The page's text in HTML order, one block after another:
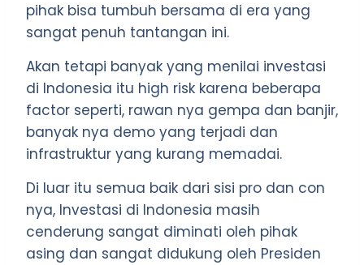
pihak bisa tumbuh bersama di era yang
sangat penuh tantangan ini.
Akan tetapi banyak yang menilai investasi
di Indonesia itu high risk karena beberapa
factor seperti, rawan nya gempa dan banjir,
banyak nya demo yang terjadi dan
infrastruktur yang kurang memadai.
Di luar itu semua baik dari sisi pro dan con
nya, Investasi di Indonesia masih
cenderung sangat diminati oleh pihak
asing dan sangat didukung oleh Presiden